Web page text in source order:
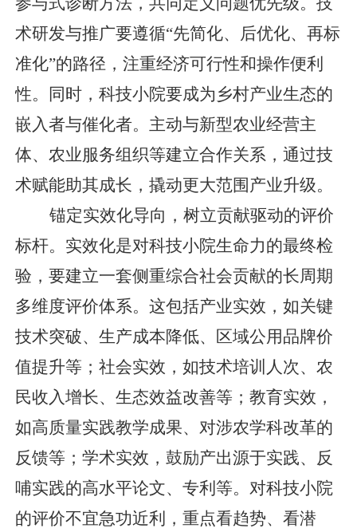
术研发与推广要遵循“先简化、后优化、再标
准化”的路径，注重经济可行性和操作便利
性。同时，科技小院要成为乡村产业生态的
嵌入者与催化者。主动与新型农业经营主
体、农业服务组织等建立合作关系，通过技
术赋能助其成长，撬动更大范围产业升级。
锚定实效化导向，树立贡献驱动的评价
标杆。实效化是对科技小院生命力的最终检
验，要建立一套侧重综合社会贡献的长周期
多维度评价体系。这包括产业实效，如关键
技术突破、生产成本降低、区域公用品牌价
值提升等；社会实效，如技术培训人次、农
民收入增长、生态效益改善等；教育实效，
如高质量实践教学成果、对涉农学科改革的
反馈等；学术实效，鼓励产出源于实践、反
哺实践的高水平论文、专利等。对科技小院
的评价不宜急功近利，重点看趋势、看潜